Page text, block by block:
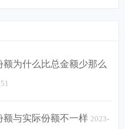
为什么比总金额少那么
额与实际份额不一样 2023-